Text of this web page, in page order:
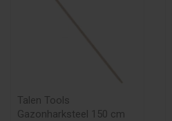
Talen Tools
Gazonharksteel 150 cm